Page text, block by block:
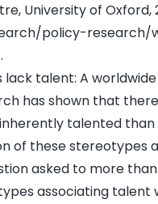
University of Oxford,
policy-
.
talent: A
has shown that
talented
of these stereotypes
asked to more
associating